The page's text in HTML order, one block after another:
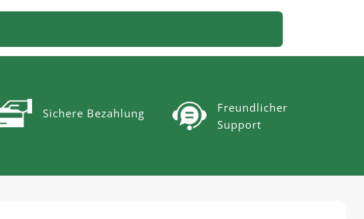
Sichere Bezahlung
Freundlicher
Support